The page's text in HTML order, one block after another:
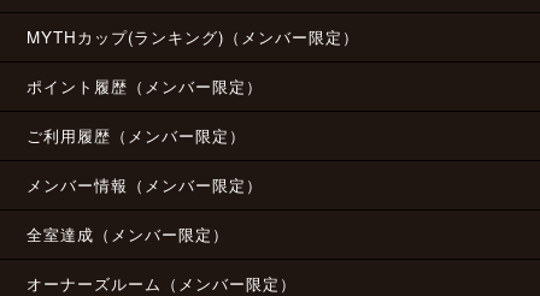
MYTHカップ(ランキング)（メンバー限定）
ポイント履歴（メンバー限定）
ご利用履歴（メンバー限定）
メンバー情報（メンバー限定）
全室達成（メンバー限定）
オーナーズルーム（メンバー限定）